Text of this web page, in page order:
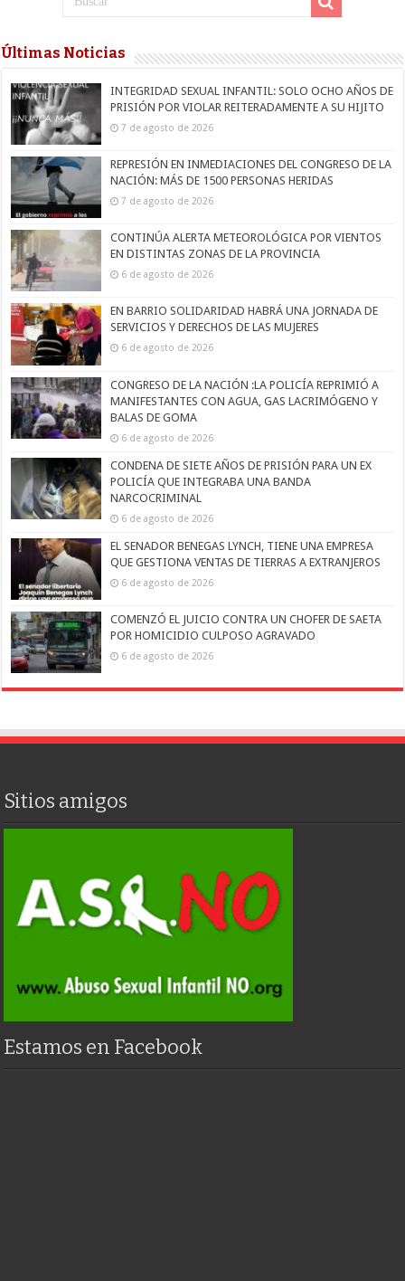
Últimas Noticias
INTEGRIDAD SEXUAL INFANTIL: SOLO OCHO AÑOS DE
PRISIÓN POR VIOLAR REITERADAMENTE A SU HIJITO
7 de agosto de 2026
REPRESIÓN EN INMEDIACIONES DEL CONGRESO DE LA
NACIÓN: MÁS DE 1500 PERSONAS HERIDAS
7 de agosto de 2026
CONTINÚA ALERTA METEOROLÓGICA POR VIENTOS
EN DISTINTAS ZONAS DE LA PROVINCIA
6 de agosto de 2026
EN BARRIO SOLIDARIDAD HABRÁ UNA JORNADA DE
SERVICIOS Y DERECHOS DE LAS MUJERES
6 de agosto de 2026
CONGRESO DE LA NACIÓN :LA POLICÍA REPRIMIÓ A
MANIFESTANTES CON AGUA, GAS LACRIMÓGENO Y
BALAS DE GOMA
6 de agosto de 2026
CONDENA DE SIETE AÑOS DE PRISIÓN PARA UN EX
POLICÍA QUE INTEGRABA UNA BANDA
NARCOCRIMINAL
6 de agosto de 2026
EL SENADOR BENEGAS LYNCH, TIENE UNA EMPRESA
QUE GESTIONA VENTAS DE TIERRAS A EXTRANJEROS
6 de agosto de 2026
COMENZÓ EL JUICIO CONTRA UN CHOFER DE SAETA
POR HOMICIDIO CULPOSO AGRAVADO
6 de agosto de 2026
Sitios amigos
Estamos en Facebook